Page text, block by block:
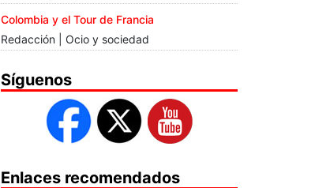
Colombia y el Tour de Francia
Redacción | Ocio y sociedad
Síguenos
Enlaces recomendados